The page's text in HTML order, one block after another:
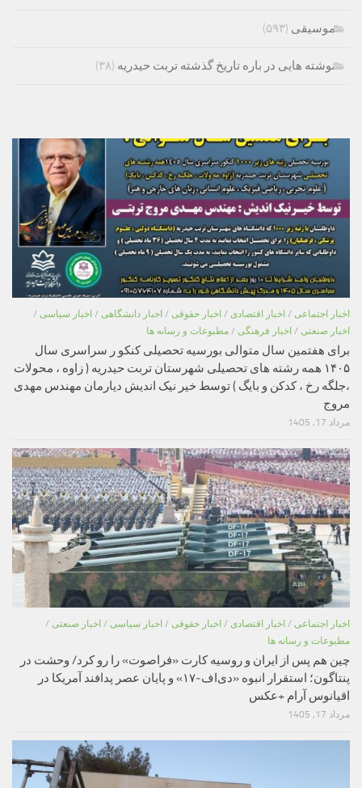
موسیقی (۵۹۳)
نوشته هایی در باره تاریخ گذشته تربت حیدریه (۳۸)
اخبار اجتماعی / اخبار اقتصادی / اخبار حقوقی / اخبار دانشگاهی / اخبار سیاسی /
اخبار صنعتی / اخبار فرهنگی / مطبوعات و رسانه ها
برای هفتمین سال متوالی بورسیه تحصیلی کنکو ر سراسری سال
۱۴۰۵ همه رشته های تحصیلی شهرستان تربت حیدریه ( زاوه ، محولات
،جلگه رخ ، کدکن و بایگ ) توسط خیر نیک اندیش دیارمان مهندس مهدی
مروج
مرداد 17, 1405
اخبار اجتماعی / اخبار اقتصادی / اخبار حقوقی / اخبار سیاسی / اخبار صنعتی /
مطبوعات و رسانه ها
چین هم پس از ایران و روسیه کارت «فراصوت» را رو کرد/ وحشت در
پنتاگون؛ استقرار انبوه «دی‌اف‑۱۷» و پایان عصر پدافند آمریکا در
اقیانوس آرام +عکس
مرداد 17, 1405